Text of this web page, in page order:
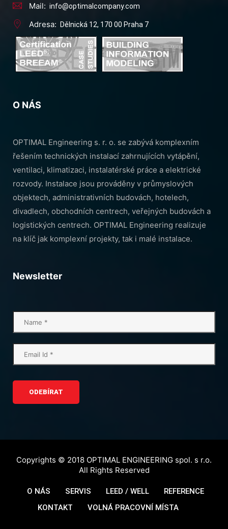
Mail: info@optimalcompany.com
Adresa: Dělnická 12, 170 00 Praha 7
O NÁS
OPTIMAL Engineering s. r. o. se zabývá komplexním
řešením technických instalací zahrnujících vytápění,
ventilaci, klimatizaci, instalatérské práce a elektrické
rozvody. Instalace jsou prováděny v průmyslových
objektech, administrativních budovách, hotelech,
divadlech, obchodních centrech, veřejných budovách a
logistických centrech. OPTIMAL Engineering realizuje
na klíč jak komplexní projekty, tak i malé instalace.
Newsletter
ODEBÍRAT
Copyrights © 2018 OPTIMAL ENGINEERING spol. s r.o.
All Rights Reserved
O NÁS SERVIS LEED / WELL
REFERENCE
KONTAKT
VOLNÁ PRACOVNÍ MÍSTA